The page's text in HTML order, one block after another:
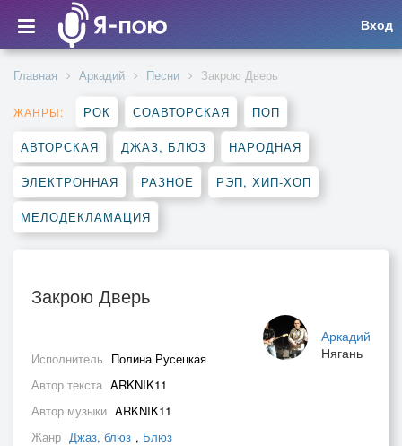
Вход
Главная Аркадий Песни Закрою Дверь
ЖАНРЫ: РОК СОАВТОРСКАЯ ПОП
АВТОРСКАЯ ДЖАЗ, БЛЮЗ НАРОДНАЯ
ЭЛЕКТРОННАЯ РАЗНОЕ РЭП, ХИП-ХОП
МЕЛОДЕКЛАМАЦИЯ
Закрою Дверь
Аркадий
Нягань
Исполнитель Полина Русецкая
Автор текста ARKNIK11
Автор музыки ARKNIK11
Жанр Джаз, блюз , Блюз